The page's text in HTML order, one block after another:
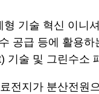
기술 혁신 이니
공급 등에 활용
기술 및 그린수
전지가 분산전